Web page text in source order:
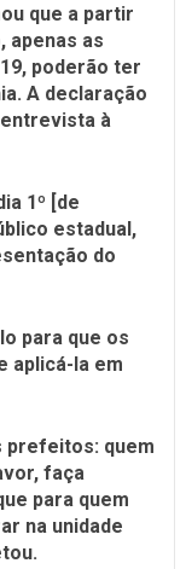
que a partir
apenas as
poderão ter
A declaração
à
1º [de
estadual,
do
para que os
aplicá-la em
prefeitos: quem
faça
para quem
na unidade